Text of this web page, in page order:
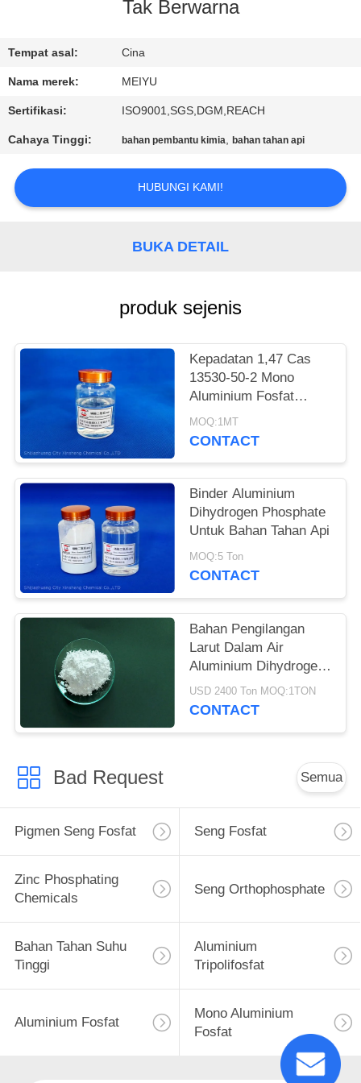
KUALITAS
HUBUNGI
KAMI
MINTA
KUTIPAN
POLICY
Tak Berwarna
Tempat asal: Cina
Nama merek: MEIYU
Sertifikasi: ISO9001,SGS,DGM,REACH
Cahaya Tinggi: bahan pembantu kimia,bahan tahan api
HUBUNGI KAMI!
BUKA DETAIL
produk sejenis
Kepadatan 1,47 Cas
13530-50-2 Mono
Aluminium Fosfat
Cairan Tidak Berwarna
MOQ:1MT
CONTACT
Binder Aluminium
Dihydrogen Phosphate
Untuk Bahan Tahan Api
MOQ:5 Ton
CONTACT
Bahan Pengilangan
Larut Dalam Air
Aluminium Dihydrogen
Phosphate
USD 2400 Ton MOQ:1TON
CONTACT
Bad Request Semua
Pigmen Seng Fosfat Seng Fosfat
Zinc Phosphating
Chemicals
Seng Orthophosphate
Bahan Tahan Suhu
Tinggi
Aluminium
Tripolifosfat
Aluminium Fosfat
Mono Aluminium
Fosfat